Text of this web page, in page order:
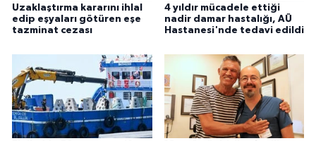
Uzaklaştırma kararını ihlal
edip eşyaları götüren eşe
tazminat cezası
4 yıldır mücadele ettiği
nadir damar hastalığı, AÜ
Hastanesi'nde tedavi edildi